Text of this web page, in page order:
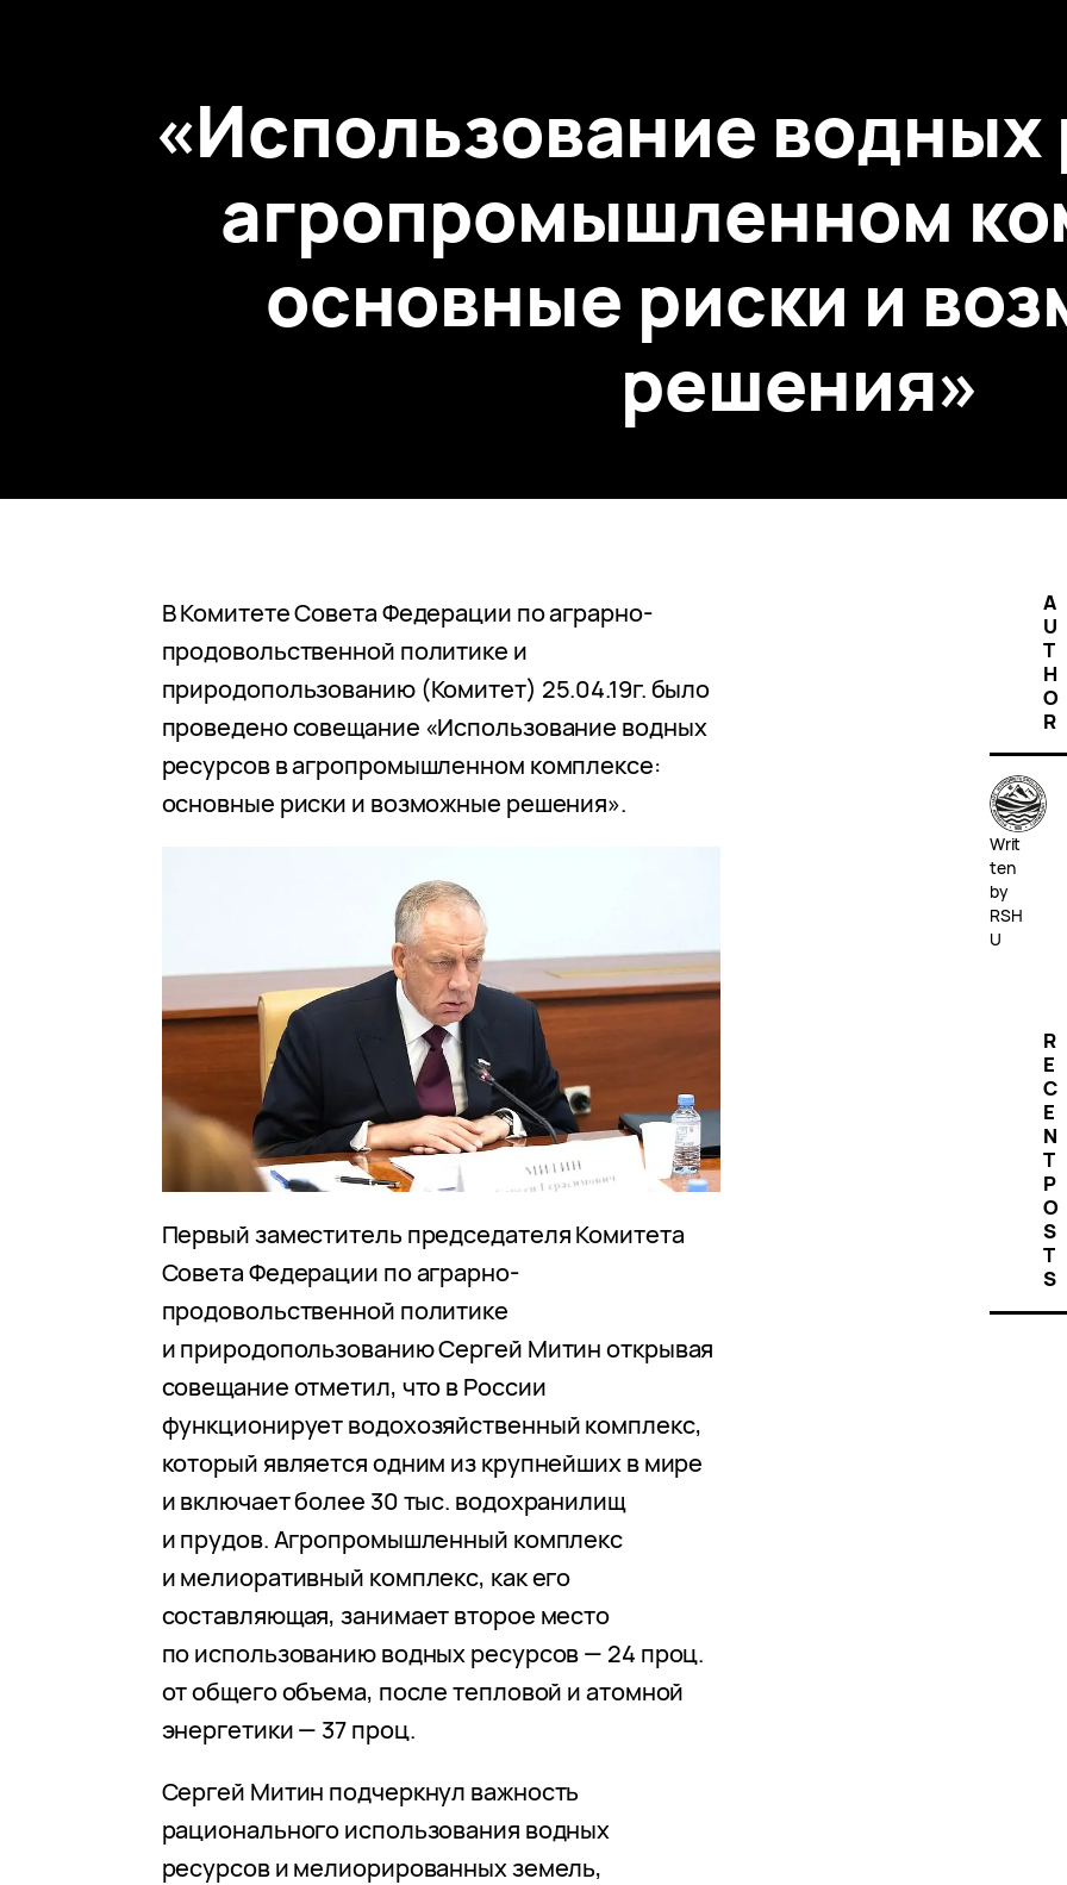
«Использование водных
агропромышленном
основные риски и
решения»
В Комитете Совета Федерации по аграрно-
продовольственной политике и
природопользованию (Комитет) 25.04.19г. было
проведено совещание «Использование водных
ресурсов в агропромышленном комплексе:
основные риски и возможные решения».
Первый заместитель председателя Комитета
Совета Федерации по аграрно-
продовольственной политике
и природопользованию Сергей Митин открывая
совещание отметил, что в России
функционирует водохозяйственный комплекс,
который является одним из крупнейших в мире
и включает более 30 тыс. водохранилищ
и прудов. Агропромышленный комплекс
и мелиоративный комплекс, как его
составляющая, занимает второе место
по использованию водных ресурсов — 24 проц.
от общего объема, после тепловой и атомной
энергетики — 37 проц.
Сергей Митин подчеркнул важность
рационального использования водных
ресурсов и мелиорированных земель,
A
U
T
H
O
R
Writ
ten
by
RSH
U
R
E
C
E
N
T
P
O
S
T
S